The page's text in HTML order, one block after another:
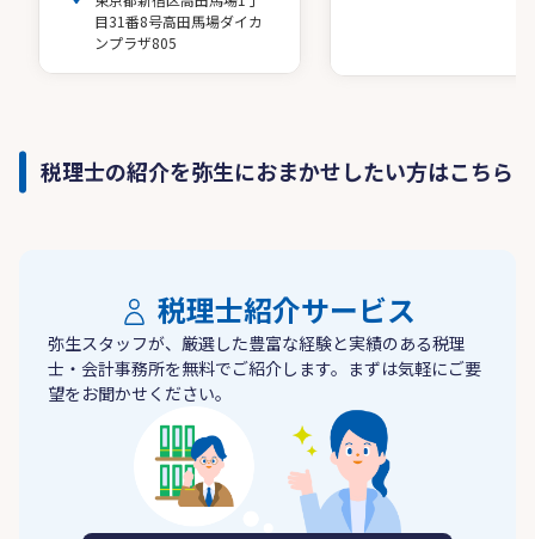
目31番8号高田馬場ダイカ
ンプラザ805
税理士の紹介を弥生におまかせしたい方はこちら
税理士紹介サービス
弥生スタッフが、厳選した豊富な経験と実績のある税理
士・会計事務所を無料でご紹介します。まずは気軽にご要
望をお聞かせください。